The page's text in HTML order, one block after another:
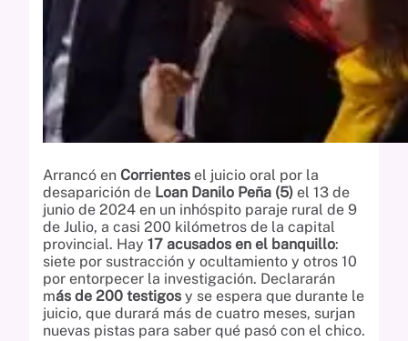
Arrancó en Corrientes el juicio oral por la
desaparición de Loan Danilo Peña (5) el 13 de
junio de 2024 en un inhóspito paraje rural de 9
de Julio, a casi 200 kilómetros de la capital
provincial. Hay 17 acusados en el banquillo:
siete por sustracción y ocultamiento y otros 10
por entorpecer la investigación. Declararán
más de 200 testigos y se espera que durante le
juicio, que durará más de cuatro meses, surjan
nuevas pistas para saber qué pasó con el chico.